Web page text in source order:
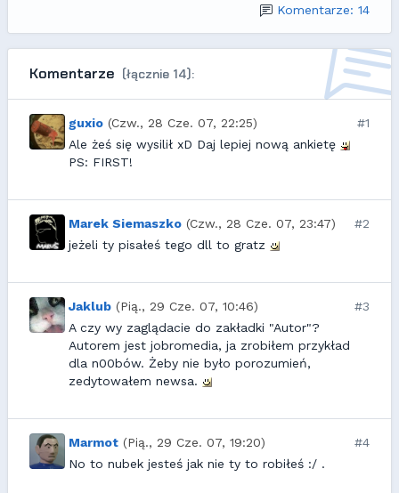
Komentarze: 14
Komentarze (łącznie 14):
guxio (Czw., 28 Cze. 07, 22:25)
#1
Ale żeś się wysilił xD Daj lepiej nową ankietę
PS: FIRST!
Marek Siemaszko (Czw., 28 Cze. 07, 23:47)
#2
jeżeli ty pisałeś tego dll to gratz
Jaklub (Pią., 29 Cze. 07, 10:46)
#3
A czy wy zaglądacie do zakładki "Autor"?
Autorem jest jobromedia, ja zrobiłem przykład
dla n00bów. Żeby nie było porozumień,
zedytowałem newsa.
Marmot (Pią., 29 Cze. 07, 19:20)
#4
No to nubek jesteś jak nie ty to robiłeś :/ .